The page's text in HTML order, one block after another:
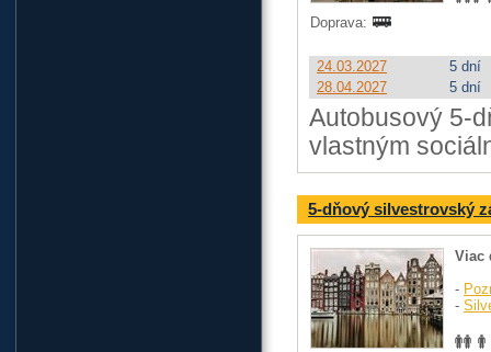
Doprava:
24.03.2027
5 dní
28.04.2027
5 dní
Autobusový 5-
vlastným
5-dňový silvestrovský
Viac
-
-